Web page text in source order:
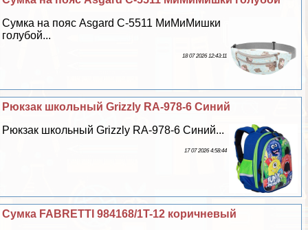
Сумка на пояс Asgard С-5511 МиМиМишки
гoлyбой...
18 07 2026 12:43:11
Рюкзак школьный Grizzly RA-978-6 Синий
Рюкзак школьный Grizzly RA-978-6 Синий...
17 07 2026 4:58:44
Сумка FABRETTI 984168/1T-12 коричневый